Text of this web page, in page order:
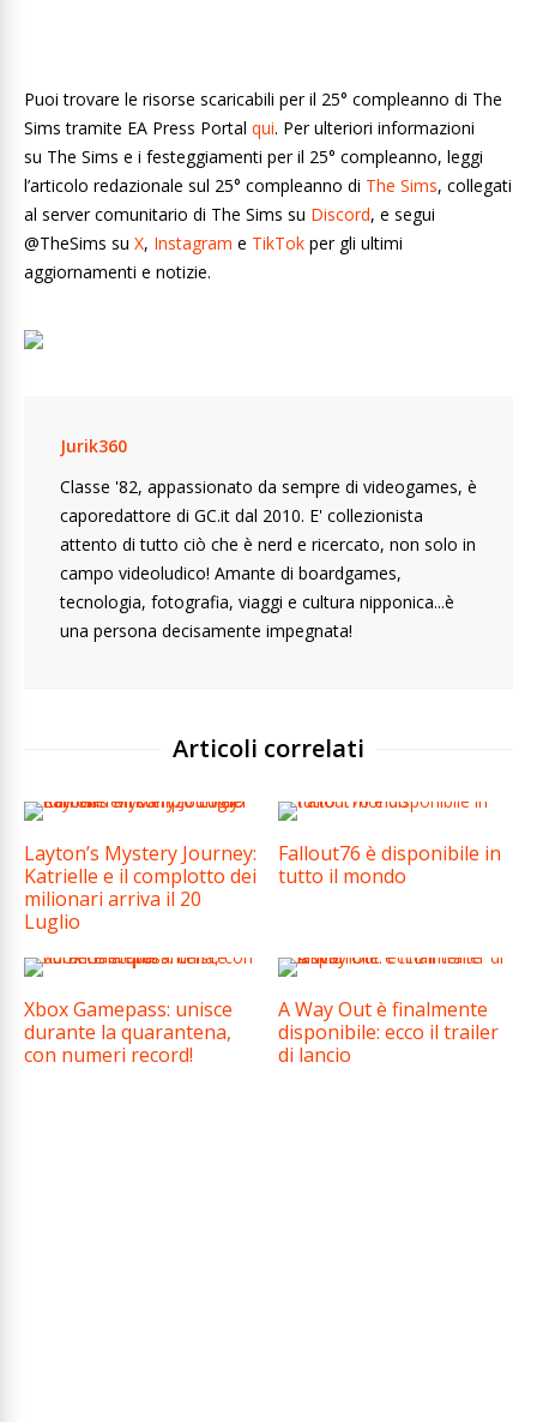
Puoi trovare le risorse scaricabili per il 25° compleanno di The
Sims tramite EA Press Portal qui. Per ulteriori informazioni
su The Sims e i festeggiamenti per il 25° compleanno, leggi
l’articolo redazionale sul 25° compleanno di The Sims, collegati
al server comunitario di The Sims su Discord, e segui
@TheSims su X, Instagram e TikTok per gli ultimi
aggiornamenti e notizie.
Jurik360
Classe '82, appassionato da sempre di videogames, è
caporedattore di GC.it dal 2010. E' collezionista
attento di tutto ciò che è nerd e ricercato, non solo in
campo videoludico! Amante di boardgames,
tecnologia, fotografia, viaggi e cultura nipponica...è
una persona decisamente impegnata!
Articoli correlati
Layton’s Mystery Journey:
Katrielle e il complotto dei
milionari arriva il 20
Luglio
Fallout76 è disponibile in
tutto il mondo
Xbox Gamepass: unisce
durante la quarantena,
con numeri record!
A Way Out è finalmente
disponibile: ecco il trailer
di lancio